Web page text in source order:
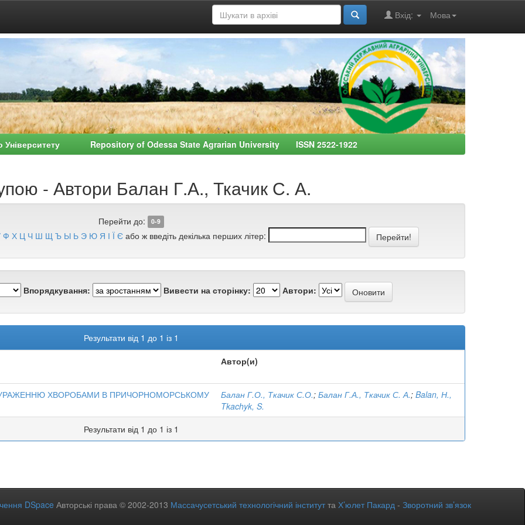
Мова
Вхід:
Університету Repository of Odessa State Agrarian University ISSN 2522-1922
- Автори Балан Г.А., Ткачик С. А.
Перейти до: 0-9
Ф Х Ц Ч Ш Щ Ъ Ы Ь Э Ю Я І Ї Є або ж введіть декілька перших літер:
Впорядкування: Вивести на сторінку: Автори:
Результати від 1 до 1 із 1
Автор(и)
УРАЖЕННЮ ХВОРОБАМИ В ПРИЧОРНОМОРСЬКОМУ
Балан Г.О., Ткачик С.О.; Балан Г.А., Ткачик С. А.; Balan, Н.,
Tkachyk, S.
Результати від 1 до 1 із 1
DSpace Авторські права © 2002-2013 Массачусетський технологічний інститутта Х’юлет Пакард - Зворотний зв’язок